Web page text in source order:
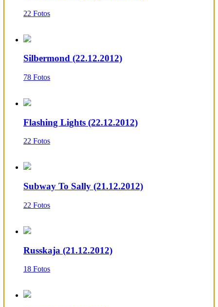
22 Fotos
Silbermond (22.12.2012)
78 Fotos
Flashing Lights (22.12.2012)
22 Fotos
Subway To Sally (21.12.2012)
22 Fotos
Russkaja (21.12.2012)
18 Fotos